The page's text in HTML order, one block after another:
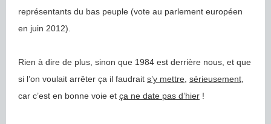
représentants du bas peuple (vote au parlement européen
en juin 2012).
Rien à dire de plus, sinon que 1984 est derrière nous, et que
si l’on voulait arrêter ça il faudrait s’y mettre sérieusement
car c’est en bonne voie et ça ne date pas d’hier !